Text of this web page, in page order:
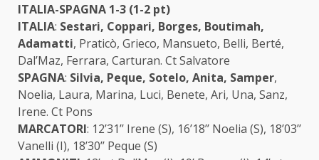
ITALIA-SPAGNA 1-3 (1-2 pt)
ITALIA: Sestari, Coppari, Borges, Boutimah,
Adamatti, Praticò, Grieco, Mansueto, Belli, Berté,
Dal’Maz, Ferrara, Carturan. Ct Salvatore
SPAGNA: Silvia, Peque, Sotelo, Anita, Samper,
Noelia, Laura, Marina, Luci, Benete, Ari, Una, Sanz,
Irene. Ct Pons
MARCATORI: 12’31’’ Irene (S), 16’18’’ Noelia (S), 18’03’’
Vanelli (I), 18’30’’ Peque (S)